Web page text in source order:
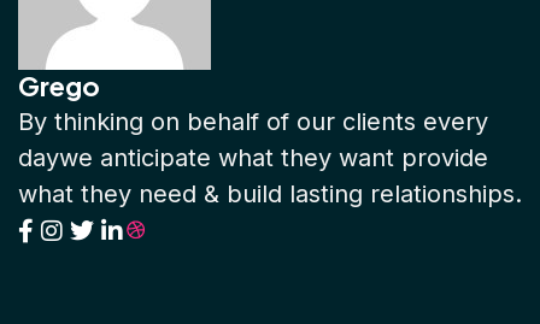
Grego
By thinking on behalf of our clients every
daywe anticipate what they want provide
what they need & build lasting relationships.